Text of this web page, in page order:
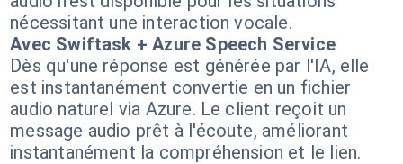
nécessitant une interaction vocale.
Avec Swiftask + Azure Speech Service
Dès qu'une réponse est générée par l'IA, elle
est instantanément convertie en un fichier
audio naturel via Azure. Le client reçoit un
message audio prêt à l'écoute, améliorant
instantanément la compréhension et le lien.